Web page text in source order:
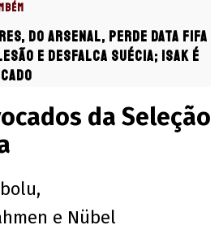
do Arsenal, perde Data Fifa
e desfalca Suécia; Isak é
da Seleção
e Nübel